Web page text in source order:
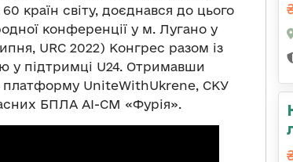
країн світу, доєднався до цього
конференції у м. Лугано у
URC 2022) Конгрес разом із
підтримці U24. Отримавши
платформу UniteWithUkrene, СКУ
БПЛА АІ-СМ «Фурія».